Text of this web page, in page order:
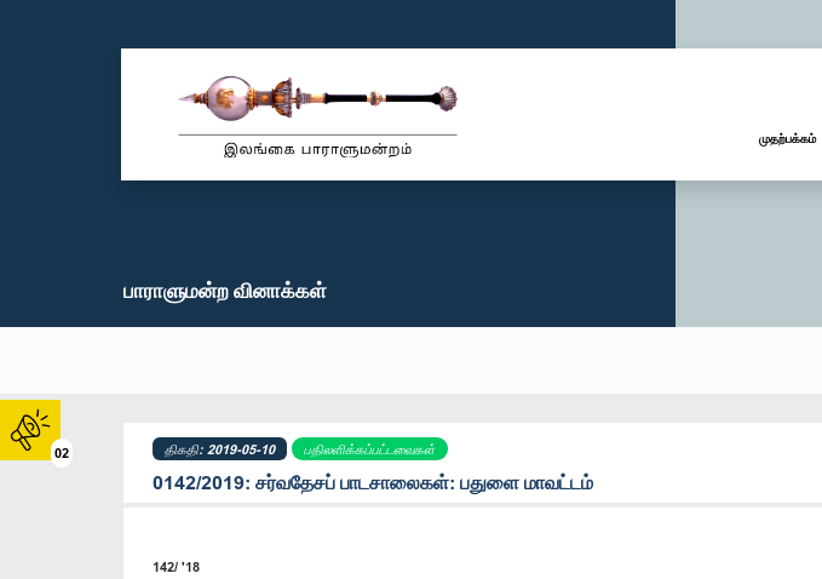
02
முதற்பக்கம்
பாராளுமன்ற வினாக்கள்
திகதி: 2019-05-10 பதிலளிக்கப்பட்டவைகள்
0142/2019: சர்வதேசப் பாடசாலைகள்: பதுளை மாவட்டம்
142/ '18